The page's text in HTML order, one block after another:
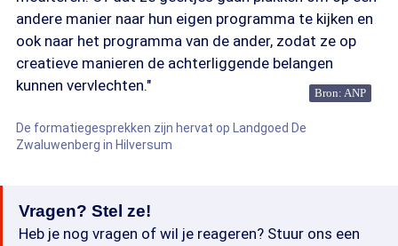
andere manier naar hun eigen programma te kijken en
ook naar het programma van de ander, zodat ze op
creatieve manieren de achterliggende belangen
kunnen vervlechten."
Bron: ANP
De formatiegesprekken zijn hervat op Landgoed De
Zwaluwenberg in Hilversum
Vragen? Stel ze!
Heb je nog vragen of wil je reageren? Stuur ons een